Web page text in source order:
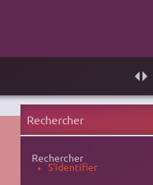
Rechercher
S'identifier